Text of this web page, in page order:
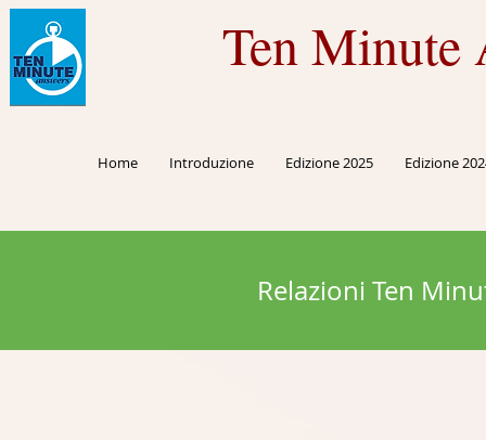
Ten Minute
Home Introduzione Edizione 2025 Edizione
Relazioni Ten